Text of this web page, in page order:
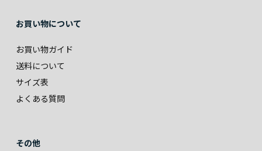
お買い物について
お買い物ガイド
送料について
サイズ表
よくある質問
その他